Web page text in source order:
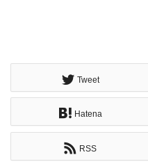
Tweet
Hatena
RSS